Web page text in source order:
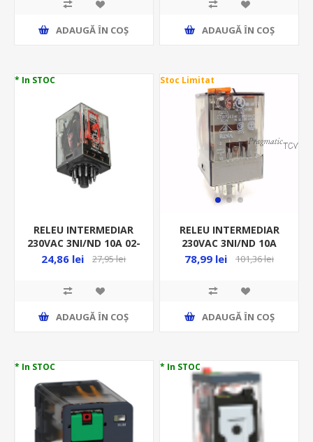
ADAUGĂ ȊN COŞ ADAUGĂ ȊN COŞ
* In STOC
RELEU INTERMEDIAR
230VAC 3NI/ND 10A 02-
581
24,86 lei 27,95 lei
ADAUGĂ ȊN COŞ
Stoc Limitat
RELEU INTERMEDIAR
230VAC 3NI/ND 10A
UNIVERSAL FI
78,99 lei 101,36 lei
ADAUGĂ ȊN COŞ
* In STOC * In STOC